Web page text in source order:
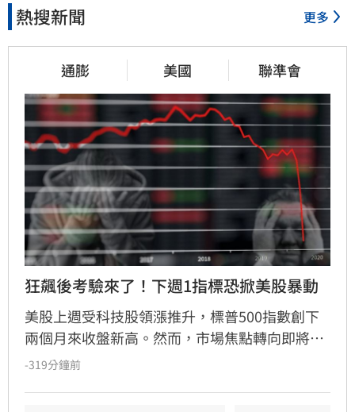
熱搜新聞 更多
通膨 美國 聯準會
狂飆後考驗來了！下週1指標恐掀美股暴動
美股上週受科技股領漲推升，標普500指數創下
兩個月來收盤新高。然而，市場焦點轉向即將公
布的7月消費者物價指數（CPI），該數據將成為
-319分鐘前